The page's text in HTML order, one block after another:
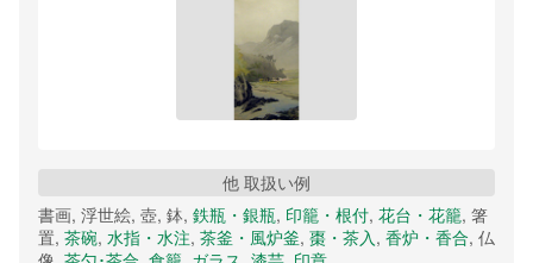
他 取扱い例
書画, 浮世絵, 壺, 鉢, 鉄瓶・銀瓶, 印籠・根付, 花台・花籠, 箸
置, 茶碗, 水指・水注, 茶釜・風炉釜, 棗・茶入, 香炉・香合, 仏